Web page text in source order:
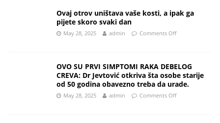
Ovaj otrov uništava vaše kosti, a ipak ga
pijete skoro svaki dan
May 28, 2025 admin Comments Off
OVO SU PRVI SIMPTOMI RAKA DEBELOG
CREVA: Dr Jevtović otkriva šta osobe starije
od 50 godina obavezno treba da urade.
May 28, 2025 admin Comments Off